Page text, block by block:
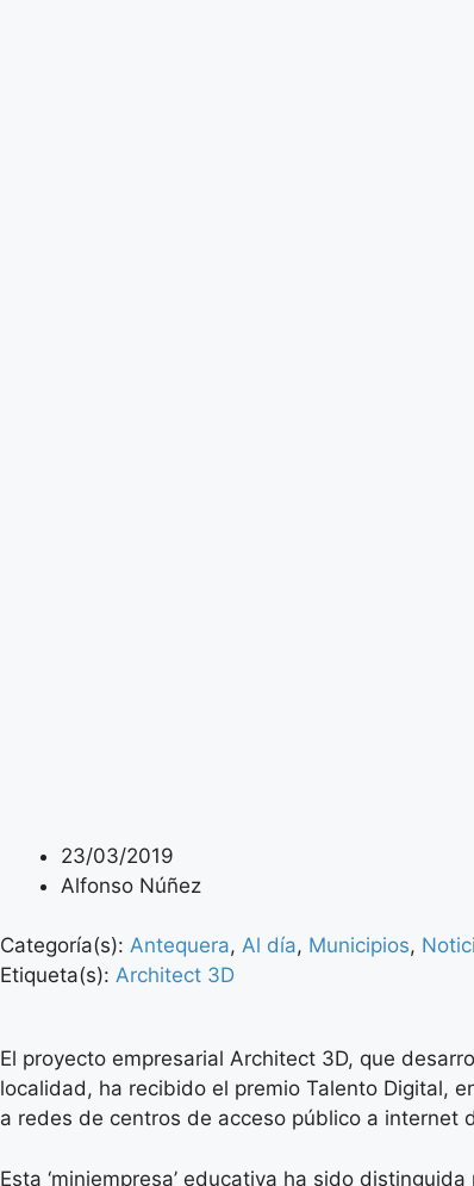
23/03/2019
Alfonso Núñez
Categoría(s): Antequera, Al día, Municipios,
Etiqueta(s): Architect 3D
El proyecto empresarial Architect 3D, que
localidad, ha recibido el premio Talento Digital,
a redes de centros de acceso público a internet
Esta ‘miniempresa’ educativa ha sido